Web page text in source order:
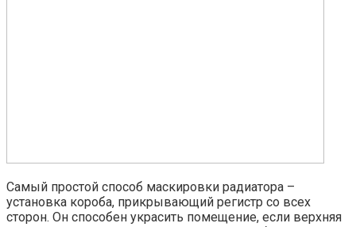
Самый простой способ маскировки радиатора –
установка короба, прикрывающий регистр со всех
сторон. Он способен украсить помещение, если верхняя